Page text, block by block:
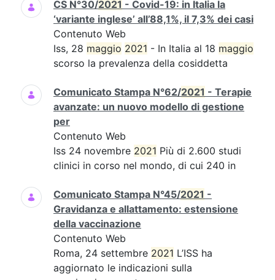
CS N°30/2021 - Covid-19: in Italia la
‘variante inglese’ all’88,1%, il 7,3% dei casi
Contenuto Web
Iss, 28 maggio 2021 - In Italia al 18 maggio
scorso la prevalenza della cosiddetta
Comunicato Stampa N°62/2021 - Terapie
avanzate: un nuovo modello di gestione
per
Contenuto Web
Iss 24 novembre 2021 Più di 2.600 studi
clinici in corso nel mondo, di cui 240 in
Comunicato Stampa N°45/2021 -
Gravidanza e allattamento: estensione
della vaccinazione
Contenuto Web
Roma, 24 settembre 2021 L’ISS ha
aggiornato le indicazioni sulla